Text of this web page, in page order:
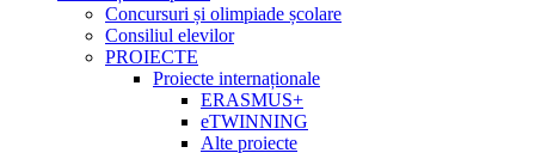
Concursuri și olimpiade școlare
Consiliul elevilor
PROIECTE
Proiecte internaționale
ERASMUS+
eTWINNING
Alte proiecte